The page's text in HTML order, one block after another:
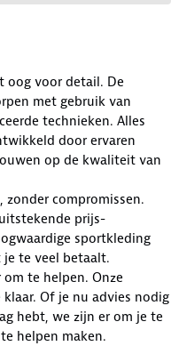
oog voor detail. De
met gebruik van
technieken. Alles
door ervaren
op de kwaliteit van
compromissen.
prijs-
sportkleding
te veel betaalt.
te helpen. Onze
Of je nu advies nodig
hebt, we zijn er om je te
helpen maken.